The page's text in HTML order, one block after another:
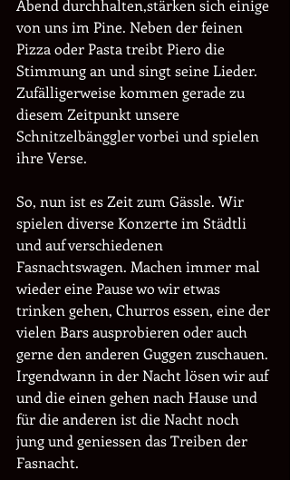
Abend durchhalten,stärken sich einige
von uns im Pine. Neben der feinen
Pizza oder Pasta treibt Piero die
Stimmung an und singt seine Lieder.
Zufälligerweise kommen gerade zu
diesem Zeitpunkt unsere
Schnitzelbänggler vorbei und spielen
ihre Verse.
So, nun ist es Zeit zum Gässle. Wir
spielen diverse Konzerte im Städtli
und auf verschiedenen
Fasnachtswagen. Machen immer mal
wieder eine Pause wo wir etwas
trinken gehen, Churros essen, eine der
vielen Bars ausprobieren oder auch
gerne den anderen Guggen zuschauen.
Irgendwann in der Nacht lösen wir auf
und die einen gehen nach Hause und
für die anderen ist die Nacht noch
jung und geniessen das Treiben der
Fasnacht.